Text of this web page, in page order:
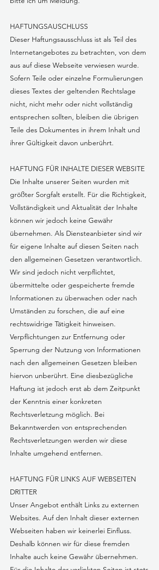
HAFTUNGSAUSCHLUSS
Dieser Haftungsausschluss ist als Teil des
Internetangebotes zu betrachten, von dem
aus auf diese Webseite verwiesen wurde.
Sofern Teile oder einzelne Formulierungen
dieses Textes der geltenden Rechtslage
nicht, nicht mehr oder nicht vollständig
entsprechen sollten, bleiben die übrigen
Teile des Dokumentes in ihrem Inhalt und
ihrer Gültigkeit davon unberührt.
HAFTUNG FÜR INHALTE DIESER WEBSITE
Die Inhalte unserer Seiten wurden mit
größter Sorgfalt erstellt. Für die Richtigkeit,
Vollständigkeit und Aktualität der Inhalte
können wir jedoch keine Gewähr
übernehmen. Als Diensteanbieter sind wir
für eigene Inhalte auf diesen Seiten nach
den allgemeinen Gesetzen verantwortlich.
Wir sind jedoch nicht verpflichtet,
übermittelte oder gespeicherte fremde
Informationen zu überwachen oder nach
Umständen zu forschen, die auf eine
rechtswidrige Tätigkeit hinweisen.
Verpflichtungen zur Entfernung oder
Sperrung der Nutzung von Informationen
nach den allgemeinen Gesetzen bleiben
hiervon unberührt. Eine diesbezügliche
Haftung ist jedoch erst ab dem Zeitpunkt
der Kenntnis einer konkreten
Rechtsverletzung möglich. Bei
Bekanntwerden von entsprechenden
Rechtsverletzungen werden wir diese
Inhalte umgehend entfernen.
HAFTUNG FÜR LINKS AUF WEBSEITEN
DRITTER
Unser Angebot enthält Links zu externen
Websites. Auf den Inhalt dieser externen
Webseiten haben wir keinerlei Einfluss.
Deshalb können wir für diese fremden
Inhalte auch keine Gewähr übernehmen.